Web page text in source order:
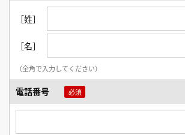
［姓］
［名］
（全角で入力してください）
電話番号